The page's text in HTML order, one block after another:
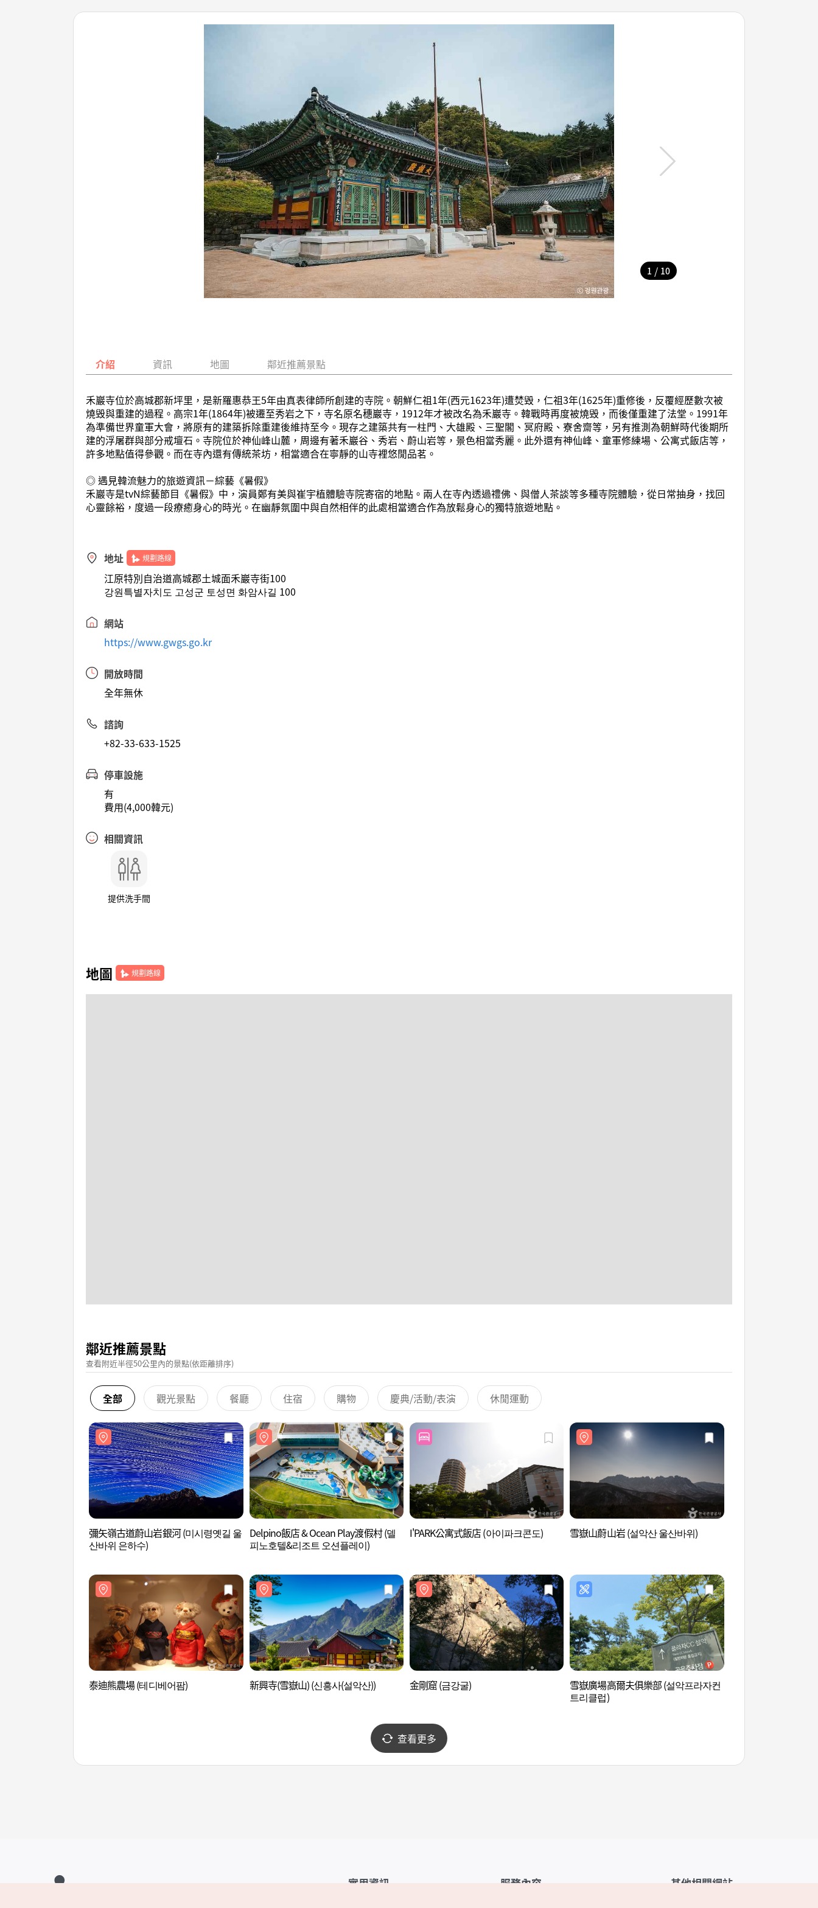
1 / 10
介紹 資訊 地圖 鄰近推薦景點
禾巖寺位於高城郡新坪里，是新羅惠恭王5年由真表律師所創建的寺院。朝鮮仁祖1年(西元1623年)遭焚毁，仁祖3年(1625年)重修後，反覆經歷數次被
燒毁與重建的過程。高宗1年(1864年)被遷至秀岩之下，寺名原名穗巖寺，1912年才被改名為禾巖寺。韓戰時再度被燒毁，而後僅重建了法堂。1991年
為準備世界童軍大會，將原有的建築拆除重建後維持至今。現存之建築共有一柱門、大雄殿、三聖閣、冥府殿、寮舍齋等，另有推測為朝鮮時代後期所
建的浮屠群與部分戒壇石。寺院位於神仙峰山麓，周邊有著禾巖谷、秀岩、蔚山岩等，景色相當秀麗。此外還有神仙峰、童軍修練場、公寓式飯店等，
許多地點值得參觀。而在寺內還有傳統茶坊，相當適合在寧靜的山寺裡悠閒品茗。
◎ 遇見韓流魅力的旅遊資訊－綜藝《暑假》
禾巖寺是tvN綜藝節目《暑假》中，演員鄭有美與崔宇植體驗寺院寄宿的地點。兩人在寺內透過禮佛、與僧人茶談等多種寺院體驗，從日常抽身，找回
心靈餘裕，度過一段療癒身心的時光。在幽靜氛圍中與自然相伴的此處相當適合作為放鬆身心的獨特旅遊地點。
地址 規劃路線
江原特別自治道高城郡土城面禾巖寺街100
강원특별자치도 고성군 토성면 화암사길 100
網站
https://www.gwgs.go.kr
開放時間
全年無休
諮詢
+82-33-633-1525
停車設施
有
費用(4,000韓元)
相關資訊
提供洗手間
地圖 規劃路線
鄰近推薦景點
查看附近半徑50公里內的景點(依距離排序)
全部 觀光景點 餐廳 住宿 購物 慶典/活動/表演 休閒運動
彌矢嶺古道蔚山岩銀河 (미시령옛길 울
산바위 은하수)
Delpino飯店 & Ocean Play渡假村 (델
피노호텔&리조트 오션플레이)
I'PARK公寓式飯店 (아이파크콘도) 雪嶽山蔚山岩 (설악산 울산바위)
泰迪熊農場 (테디베어팜) 新興寺(雪嶽山) (신흥사(설악산)) 金剛窟 (금강굴)
雪嶽廣場高爾夫俱樂部 (설악프라자컨
트리클럽)
查看更多
實用資訊 服務內容 其他相關網站